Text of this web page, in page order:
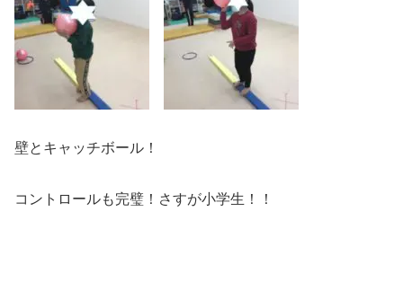
壁とキャッチボール！
コントロールも完璧！さすが小学生！！